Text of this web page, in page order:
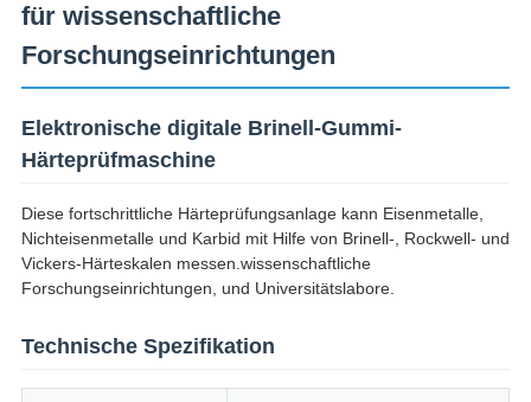
für wissenschaftliche
Forschungseinrichtungen
Elektronische digitale Brinell-Gummi-
Härteprüfmaschine
Diese fortschrittliche Härteprüfungsanlage kann Eisenmetalle,
Nichteisenmetalle und Karbid mit Hilfe von Brinell-, Rockwell- und
Vickers-Härteskalen messen.wissenschaftliche
Forschungseinrichtungen, und Universitätslabore.
Technische Spezifikation